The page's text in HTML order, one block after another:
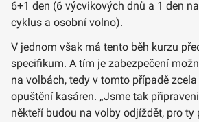
6+1 den (6 výcvikových dnů a 1 den
cyklus a osobní volno).
V jednom však má tento běh kurzu
specifikum. A tím je zabezpečení
na volbách, tedy v tomto případě
opuštění kasáren. „Jsme tak
někteří budou na volby odjíždět, pro ty